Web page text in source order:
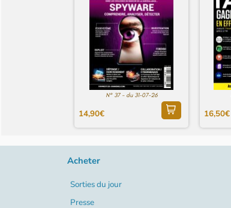
N° 37 - du 31-07-26
14,90€ 16,50€
Acheter
Sorties du jour
Presse